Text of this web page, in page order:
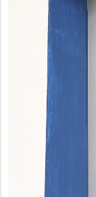
Фурнитура
Двери